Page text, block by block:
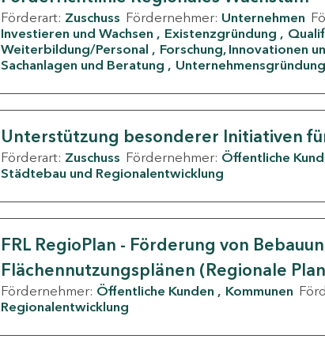
Förderart: Zuschuss Fördernehmer: Unternehmen
Investieren und Wachsen
Existenzgründung
Weiterbildung/Personal
Forschung, Innovationen
Sachanlagen und Beratung
Unternehmensgründung
Unterstützung besonderer Initiativen
Förderart: Zuschuss Fördernehmer: Öffentliche
Städtebau und Regionalentwicklung
FRL RegioPlan - Förderung von
Flächennutzungsplänen (Regionale
Fördernehmer: Öffentliche Kunden Kommunen
Regionalentwicklung